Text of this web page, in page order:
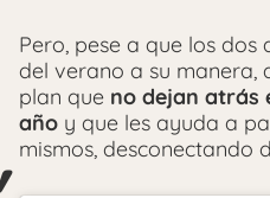
Pero, pese a que los
del verano a su manera,
plan que no dejan atrás
año y que les ayuda a
mismos, desconectando